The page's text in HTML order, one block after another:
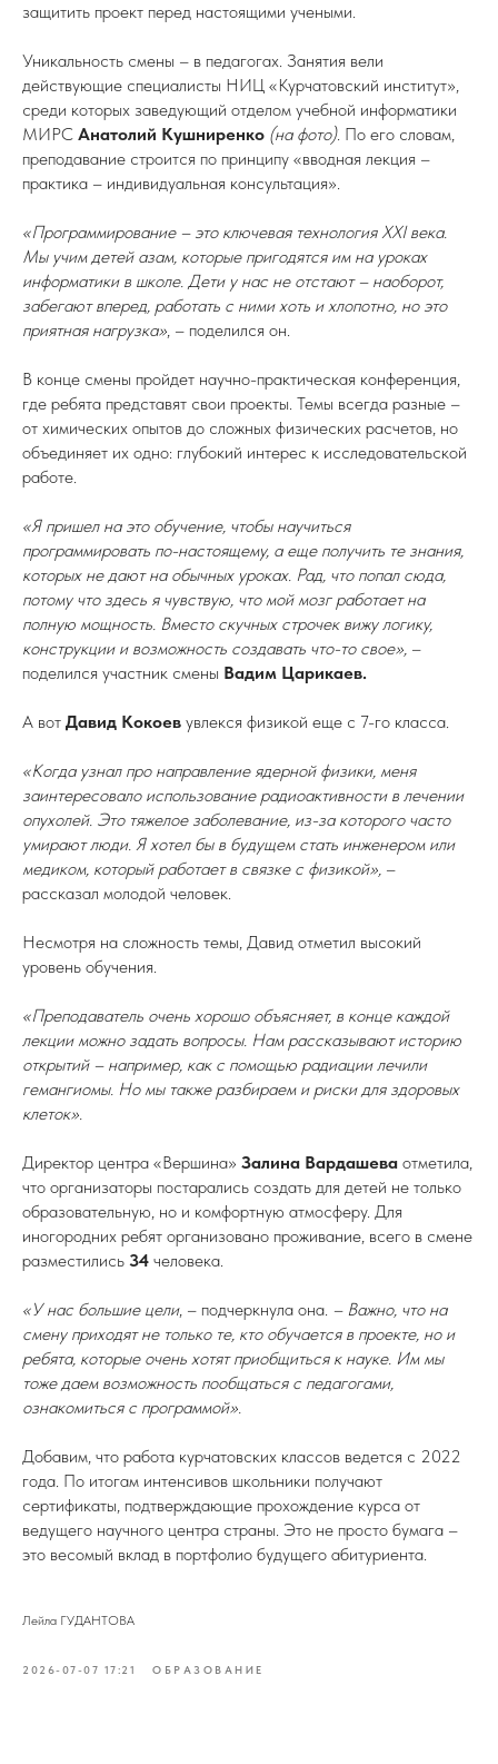
защитить проект перед настоящими учеными.
Уникальность смены – в педагогах. Занятия вели
действующие специалисты НИЦ «Курчатовский институт»,
среди которых заведующий отделом учебной информатики
МИРС Анатолий Кушниренко (на фото). По его словам,
преподавание строится по принципу «вводная лекция –
практика – индивидуальная консультация».
«Программирование – это ключевая технология XXI века.
Мы учим детей азам, которые пригодятся им на уроках
информатики в школе. Дети у нас не отстают – наоборот,
забегают вперед, работать с ними хоть и хлопотно, но это
приятная нагрузка», – поделился он.
В конце смены пройдет научно-практическая конференция,
где ребята представят свои проекты. Темы всегда разные –
от химических опытов до сложных физических расчетов, но
объединяет их одно: глубокий интерес к исследовательской
работе.
«Я пришел на это обучение, чтобы научиться
программировать по-настоящему, а еще получить те знания,
которых не дают на обычных уроках. Рад, что попал сюда,
потому что здесь я чувствую, что мой мозг работает на
полную мощность. Вместо скучных строчек вижу логику,
конструкции и возможность создавать что-то свое», –
поделился участник смены Вадим Царикаев.
А вот Давид Кокоев увлекся физикой еще с 7-го класса.
«Когда узнал про направление ядерной физики, меня
заинтересовало использование радиоактивности в лечении
опухолей. Это тяжелое заболевание, из-за которого часто
умирают люди. Я хотел бы в будущем стать инженером или
медиком, который работает в связке с физикой», –
рассказал молодой человек.
Несмотря на сложность темы, Давид отметил высокий
уровень обучения.
«Преподаватель очень хорошо объясняет, в конце каждой
лекции можно задать вопросы. Нам рассказывают историю
открытий – например, как с помощью радиации лечили
гемангиомы. Но мы также разбираем и риски для здоровых
клеток».
Директор центра «Вершина» Залина Вардашева отметила,
что организаторы постарались создать для детей не только
образовательную, но и комфортную атмосферу. Для
иногородних ребят организовано проживание, всего в смене
разместились 34 человека.
«У нас большие цели, – подчеркнула она. – Важно, что на
смену приходят не только те, кто обучается в проекте, но и
ребята, которые очень хотят приобщиться к науке. Им мы
тоже даем возможность пообщаться с педагогами,
ознакомиться с программой».
Добавим, что работа курчатовских классов ведется с 2022
года. По итогам интенсивов школьники получают
сертификаты, подтверждающие прохождение курса от
ведущего научного центра страны. Это не просто бумага –
это весомый вклад в портфолио будущего абитуриента.
Лейла ГУДАНТОВА
2026-07-07 17:21 ОБРАЗОВАНИЕ